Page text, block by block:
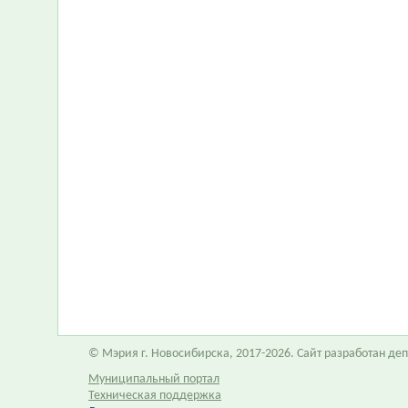
© Мэрия г. Новосибирска, 2017-2026. Сайт разработан
Муниципальный портал
Техническая поддержка